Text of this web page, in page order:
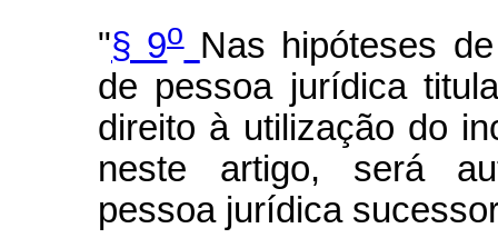
"§ 9o Nas hipóteses
de pessoa jurídica
direito à utilização do
neste artigo, será
pessoa jurídica